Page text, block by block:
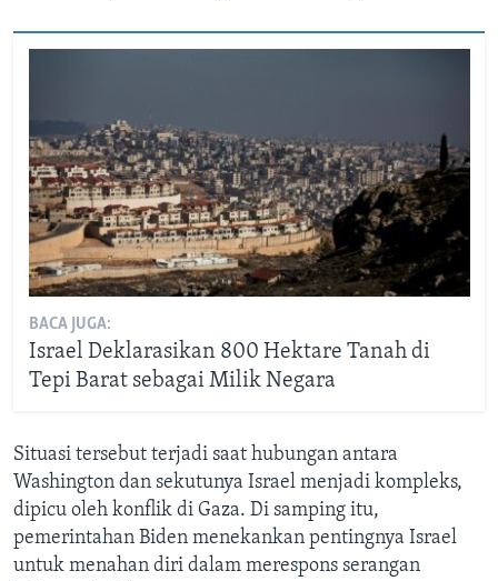
BACA JUGA:
Israel Deklarasikan 800 Hektare Tanah di
Tepi Barat sebagai Milik Negara
Situasi tersebut terjadi saat hubungan antara
Washington dan sekutunya Israel menjadi kompleks,
dipicu oleh konflik di Gaza. Di samping itu,
pemerintahan Biden menekankan pentingnya Israel
untuk menahan diri dalam merespons serangan